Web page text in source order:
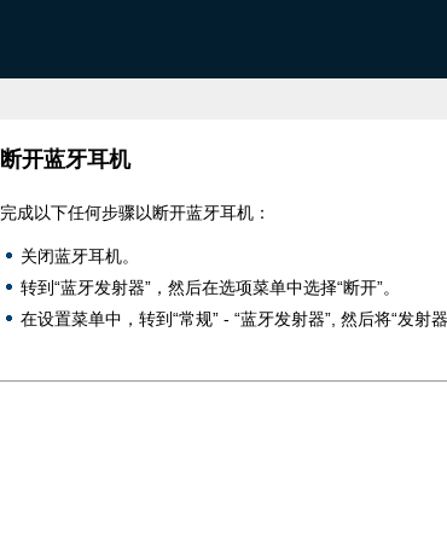
断开蓝牙耳机
完成以下任何步骤以断开蓝牙耳机：
关闭蓝牙耳机。
转到“蓝牙发射器”，然后在选项菜单中选择“断开”。
在设置菜单中，转到“常规” - “蓝牙发射器”, 然后将“发射器